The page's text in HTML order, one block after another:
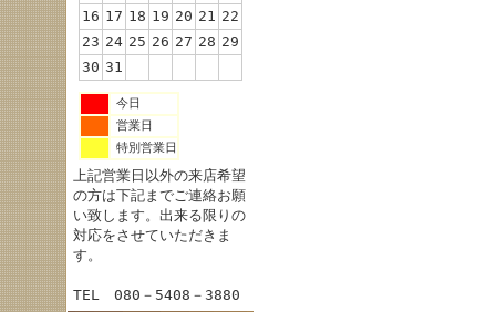
16 17 18 19 20 21 22
23 24 25 26 27 28 29
30 31
今日
営業日
特別営業日
上記営業日以外の来店希望
の方は下記までご連絡お願
い致します。出来る限りの
対応をさせていただきま
す。
TEL 080－5408－3880